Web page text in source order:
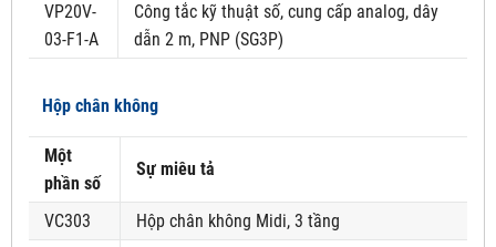
VP20V-
03-F1-A
Công tắc kỹ thuật số, cung cấp analog, dây
dẫn 2 m, PNP (SG3P)
Hộp chân không
Một
phần số
Sự miêu tả
VC303 Hộp chân không Midi, 3 tầng